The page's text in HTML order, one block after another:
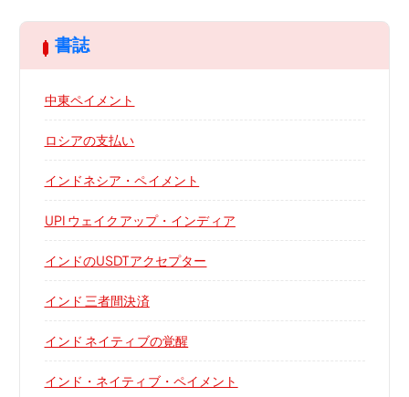
書誌
中東ペイメント
ロシアの支払い
インドネシア・ペイメント
UPI ウェイクアップ・インディア
インドのUSDTアクセプター
インド 三者間決済
インド ネイティブの覚醒
インド・ネイティブ・ペイメント